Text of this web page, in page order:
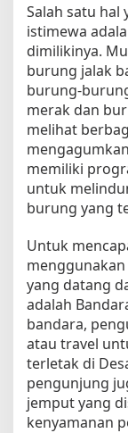
Salah satu hal
istimewa
dimilikinya.
burung jalak
burung-
merak dan
melihat
memiliki
untuk
burung yang
Untuk
yang datang
adalah
bandara,
atau travel
terletak di
pengunjung
jemput yang
kenyamanan